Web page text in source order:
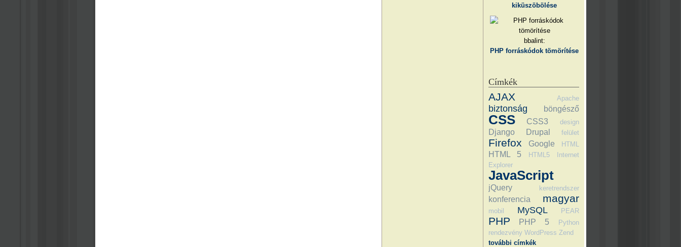
kiküszöbölése
bbalint:
PHP forráskódok tömörítése
Címkék
AJAX Apache
biztonság böngésző
CSS CSS3 design
Django Drupal felület
Firefox Google HTML
HTML 5 HTML5
Internet
Explorer
JavaScript
jQuery keretrendszer
konferencia magyar
mobil MySQL PEAR
PHP PHP 5
Python
rendezvény WordPress Zend
további címkék